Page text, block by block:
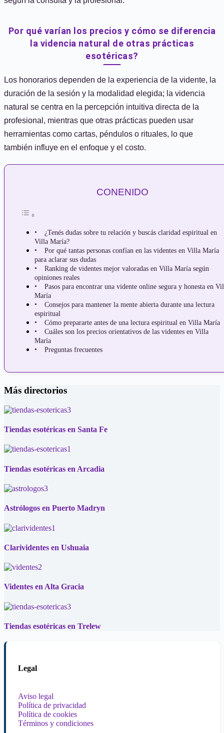
Por qué varían los precios y cómo se diferencia
la videncia natural de otras prácticas
esotéricas?
Los honorarios dependen de la experiencia de la vidente, la
duración de la sesión y la modalidad elegida; la videncia
natural se centra en la percepción intuitiva directa de la
profesional, mientras que otras prácticas pueden usar
herramientas como cartas, péndulos o rituales, lo que
también influye en el enfoque y el costo.
CONENIDO
¿Tenés dudas sobre tu relación y buscás claridad espiritual en
Villa María?
Por qué tantas personas confían en las videntes en Villa María
para aclarar sus dudas
Ranking de videntes mejor valoradas en Villa María según
opiniones reales
Pasos para encontrar una vidente online segura y honesta en
María
Consejos para mantener la mente abierta durante una lectura
espiritual
Cómo prepararte antes de una lectura espiritual en Villa María
Cuáles son los precios orientativos de las videntes en Villa
María
Preguntas frecuentes
Más directorios
Tiendas esotéricas en Santa Fe
Tiendas esotéricas en Arcadia
Astrólogos en Puerto Madryn
Clarividentes en Ushuaia
Videntes en Alta Gracia
Tiendas esotéricas en Trelew
Legal
Aviso legal
Política de privacidad
Política de cookies
Términos y condiciones